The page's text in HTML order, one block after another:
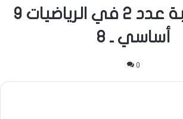
فرض مراقبة عدد 2 في الرياضيات 9
أساسي ـ 8
0